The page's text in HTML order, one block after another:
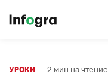
УРОКИ 2 мин на чтение